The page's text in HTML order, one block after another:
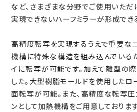
ナノインプリント装置
ウエハ自動外観検査装置
バリ取りシステム
バリ取り仕上げシステム
サーボモータ
など、さまざまな分野でご使用いただ
実現できないハーフミラーが形成でき
高精度転写を実現するうえで重要な
機構に特殊な構造を組み込んでいる
イに転写が可能です。加えて離型の
した。大型樹脂モールドを使用したロ
面転写が可能。また、高精度な転写圧
ンとして加熱機構をご用意しております